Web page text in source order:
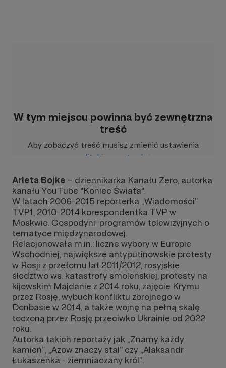
W tym miejscu powinna być zewnętrzna
treść
Aby zobaczyć treść musisz zmienić ustawienia
polityki prywatności
Arleta Bojke – dziennikarka Kanału Zero, autorka
kanału YouTube "Koniec Świata".
W latach 2006-2015 reporterka „Wiadomości”
TVP1, 2010-2014 korespondentka TVP w
Moskwie. Gospodyni programów telewizyjnych o
tematyce międzynarodowej.
Relacjonowała m.in.: liczne wybory w Europie
Wschodniej, największe antyputinowskie protesty
w Rosji z przełomu lat 2011/2012, rosyjskie
śledztwo ws. katastrofy smoleńskiej, protesty na
kijowskim Majdanie z 2014 roku, zajęcie Krymu
przez Rosję, wybuch konfliktu zbrojnego w
Donbasie w 2014, a także wojnę na pełną skalę
toczoną przez Rosję przeciwko Ukrainie od 2022
roku.
Autorka takich reportaży jak „Znamy każdy
kamień”, „Azow znaczy stal” czy „Alaksandr
Łukaszenka - ziemniaczany król”.